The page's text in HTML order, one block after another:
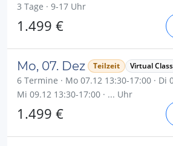
3 Tage · 9-17 Uhr
1.499 €
Mo, 07. Dez Teilzeit Virtual
6 Termine · Mo 07.12 13:30-17:00 · Di
Mi 09.12 13:30-17:00 · ... Uhr
1.499 €